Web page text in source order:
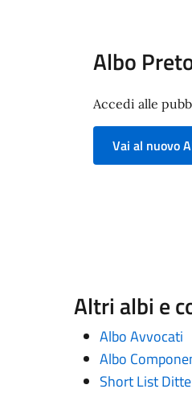
Albo
Accedi alle
Vai al nuovo
Altri albi e
Albo Avvocati
Albo
Short List